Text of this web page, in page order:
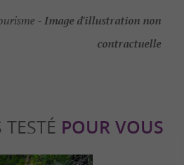
-Image d'illustration non
contractuelle
POUR VOUS